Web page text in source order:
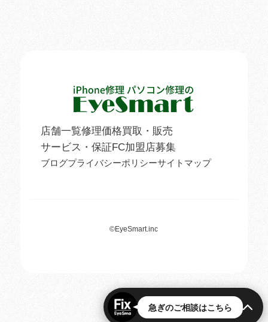
店舗一覧修理価格買取・販売
サービス・保証FC加盟店募集
ブログプライバシーポリシーサイトマップ
©EyeSmart.inc
急ぎのご相談はこちら